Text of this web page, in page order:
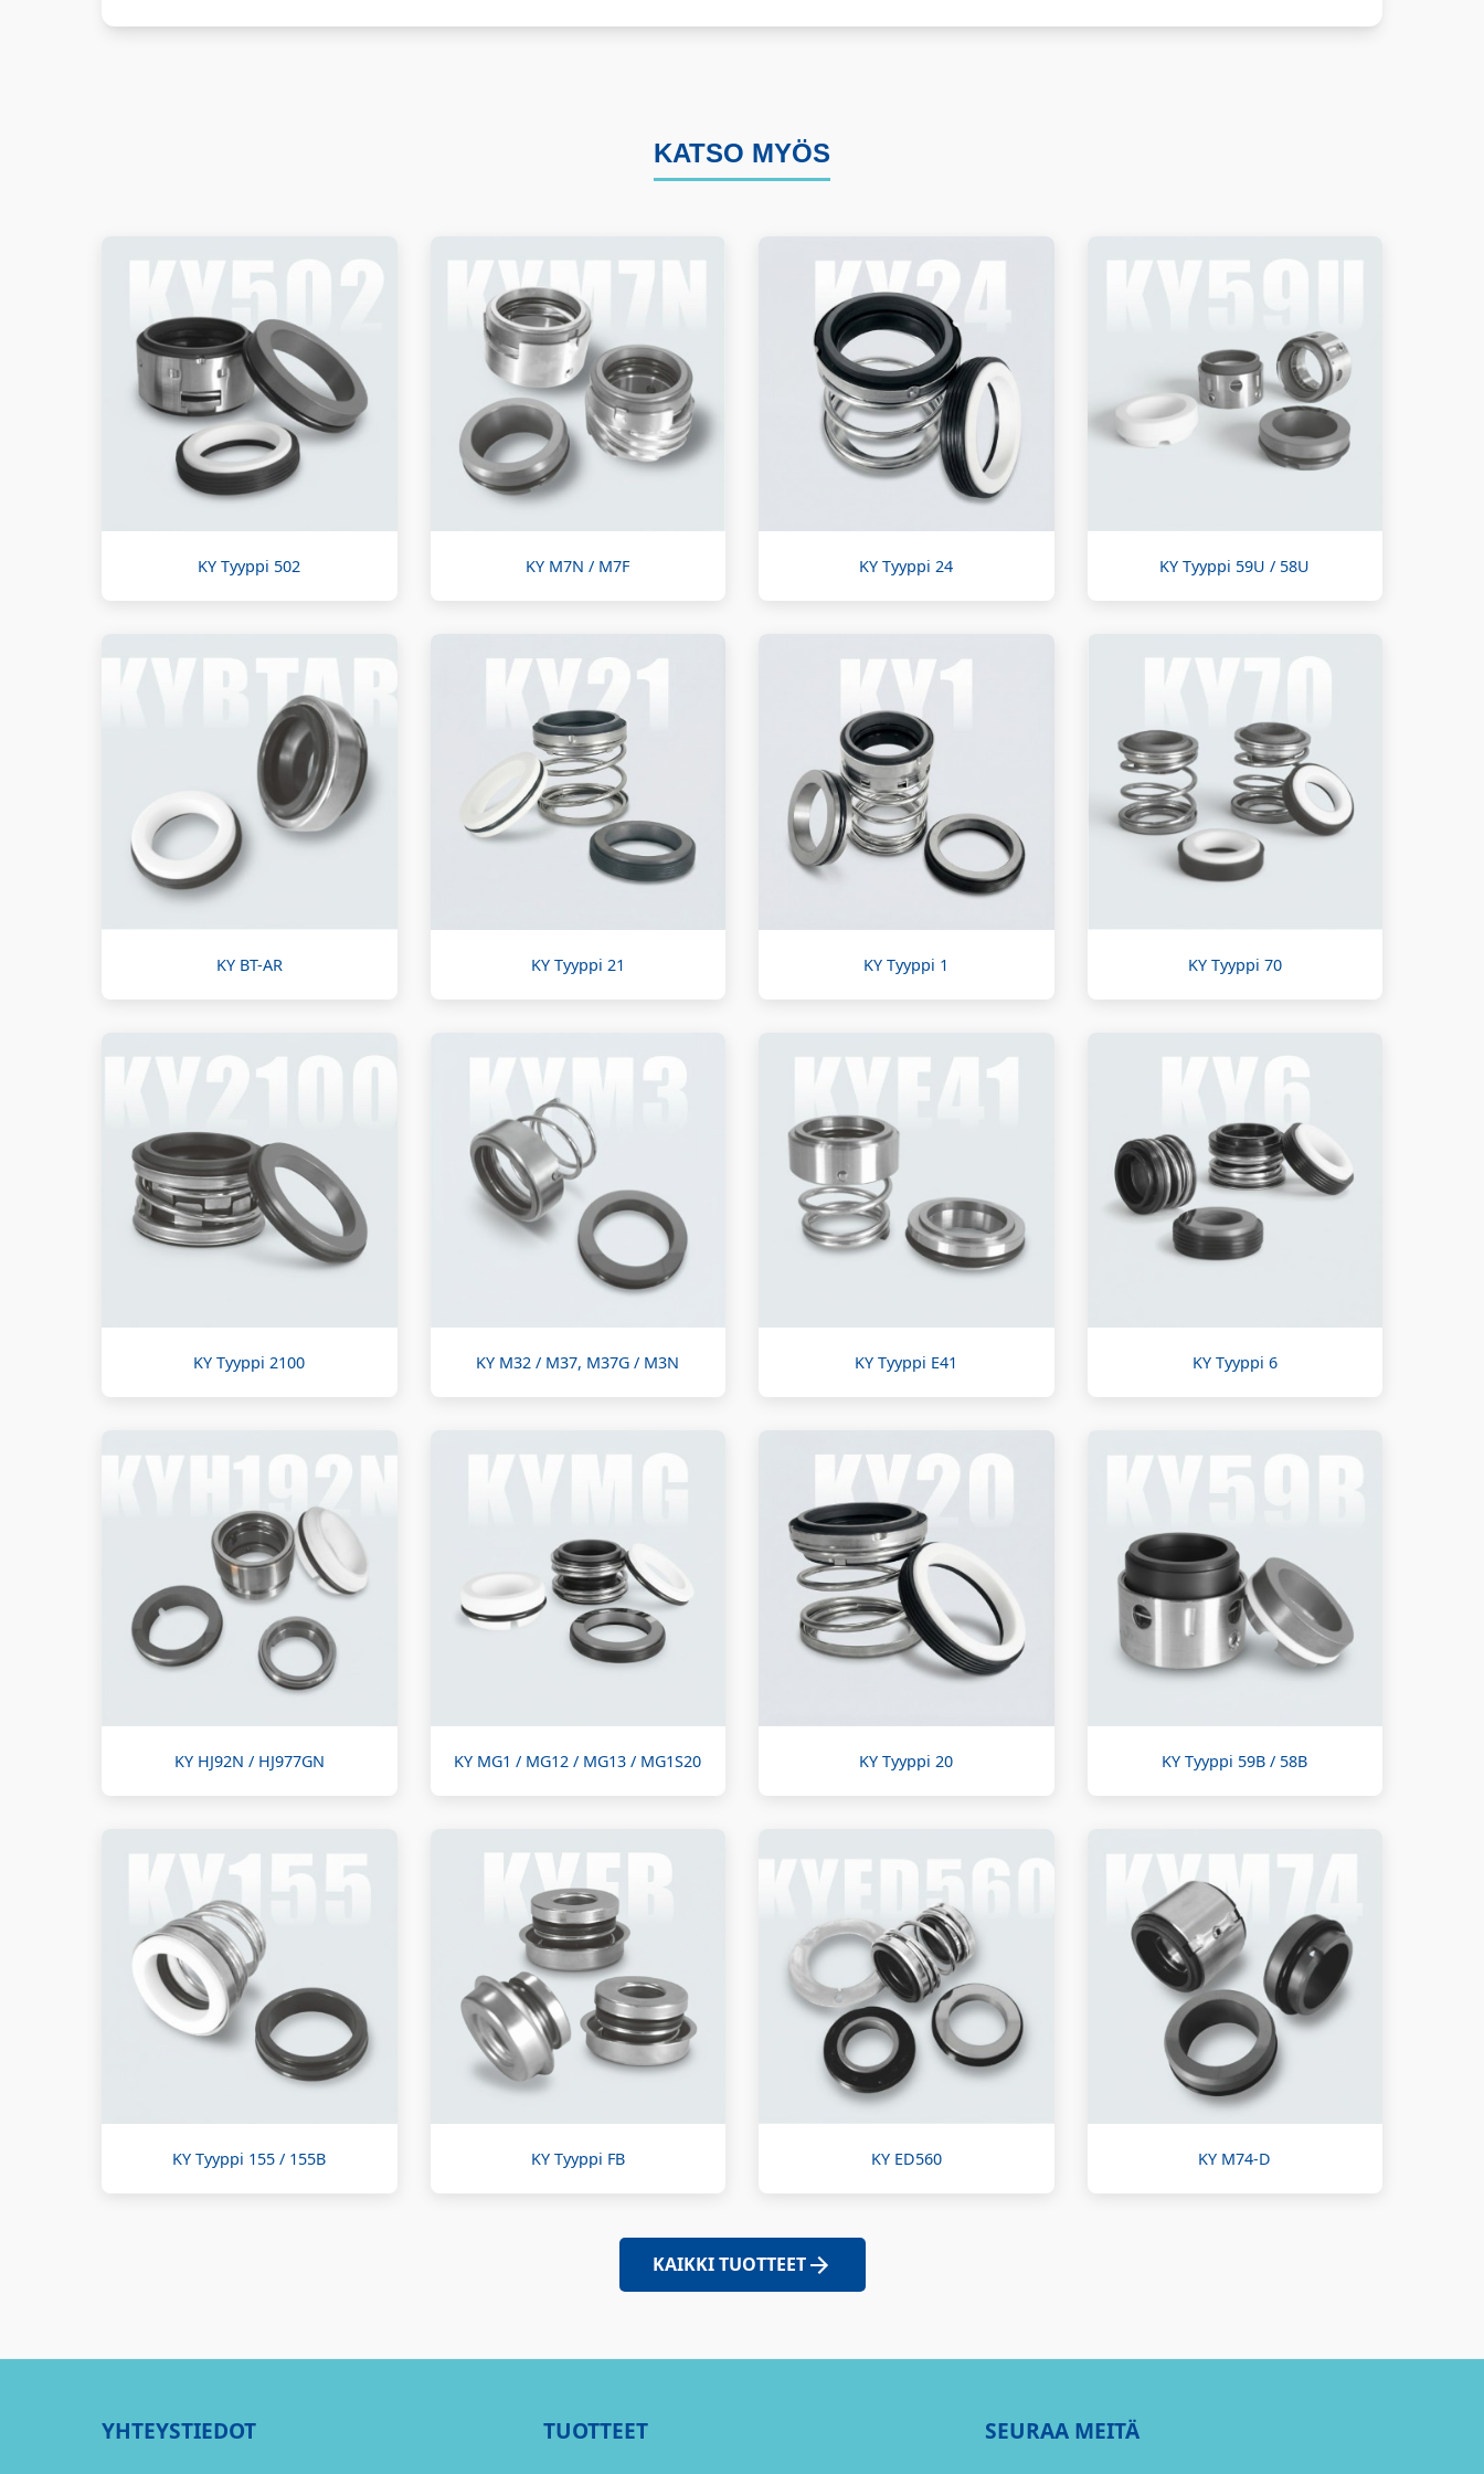
KATSO MYÖS
KY Tyyppi 502 KY M7N / M7F KY Tyyppi 24 KY Tyyppi 59U / 58U
KY BT-AR KY Tyyppi 21 KY Tyyppi 1 KY Tyyppi 70
KY Tyyppi 2100 KY M32 / M37, M37G / M3N KY Tyyppi E41 KY Tyyppi 6
KY HJ92N / HJ977GN KY MG1 / MG12 / MG13 / MG1S20 KY Tyyppi 20 KY Tyyppi 59B / 58B
KY Tyyppi 155 / 155B KY Tyyppi FB KY ED560 KY M74-D
KAIKKI TUOTTEET
YHTEYSTIEDOT TUOTTEET SEURAA MEITÄ